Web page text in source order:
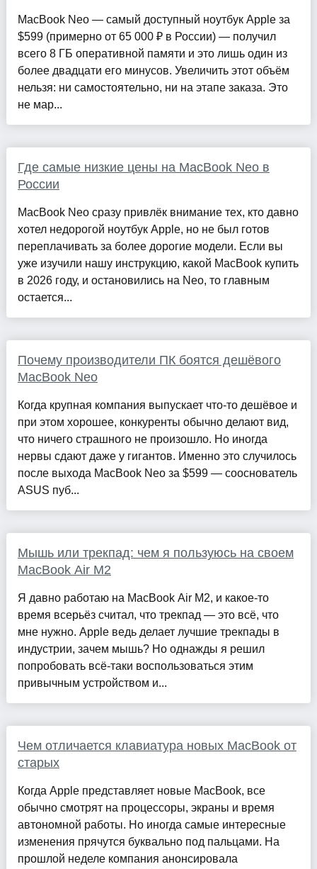
MacBook Neo — самый доступный ноутбук Apple за
$599 (примерно от 65 000 ₽ в России) — получил
всего 8 ГБ оперативной памяти и это лишь один из
более двадцати его минусов. Увеличить этот объём
нельзя: ни самостоятельно, ни на этапе заказа. Это
не мар...
Где самые низкие цены на MacBook Neo в
России
MacBook Neo сразу привлёк внимание тех, кто давно
хотел недорогой ноутбук Apple, но не был готов
переплачивать за более дорогие модели. Если вы
уже изучили нашу инструкцию, какой MacBook купить
в 2026 году, и остановились на Neo, то главным
остается...
Почему производители ПК боятся дешёвого
MacBook Neo
Когда крупная компания выпускает что-то дешёвое и
при этом хорошее, конкуренты обычно делают вид,
что ничего страшного не произошло. Но иногда
нервы сдают даже у гигантов. Именно это случилось
после выхода MacBook Neo за $599 — сооснователь
ASUS пуб...
Мышь или трекпад: чем я пользуюсь на своем
MacBook Air M2
Я давно работаю на MacBook Air M2, и какое-то
время всерьёз считал, что трекпад — это всё, что
мне нужно. Apple ведь делает лучшие трекпады в
индустрии, зачем мышь? Но однажды я решил
попробовать всё-таки воспользоваться этим
привычным устройством и...
Чем отличается клавиатура новых MacBook от
старых
Когда Apple представляет новые MacBook, все
обычно смотрят на процессоры, экраны и время
автономной работы. Но иногда самые интересные
изменения прячутся буквально под пальцами. На
прошлой неделе компания анонсировала